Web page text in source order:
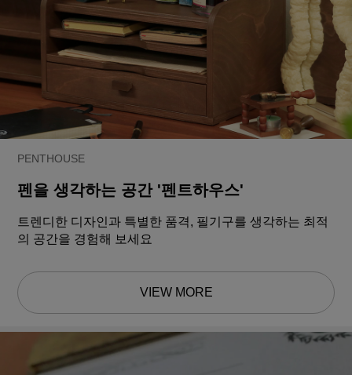
PENTHOUSE
펜을 생각하는 공간 '펜트하우스'
트렌디한 디자인과 특별한 품격, 필기구를 생각하는 최적
의 공간을 경험해 보세요
VIEW MORE